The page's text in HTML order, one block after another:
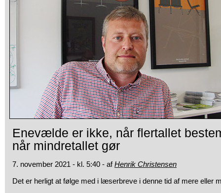
Enevælde er ikke, når flertallet
når mindretallet gør
7. november 2021 - kl. 5:40 - afHenrik Christensen
Det er herligt at følge med i læserbreve i denne tid af mere eller